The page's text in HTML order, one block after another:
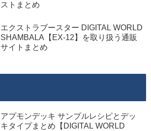
ストまとめ
エクストラブースター DIGITAL WORLD
SHAMBALA【EX-12】を取り扱う通販
サイトまとめ
アプモンデッキ サンプルレシピとデッ
キタイプまとめ【DIGITAL WORLD